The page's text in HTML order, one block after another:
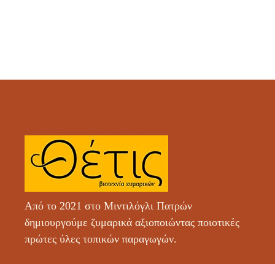
Από το 2021 στο Μιντιλόγλι Πατρών
δημιουργούμε ζυμαρικά αξιοποιώντας ποιοτικές
πρώτες ύλες τοπικών παραγωγών.